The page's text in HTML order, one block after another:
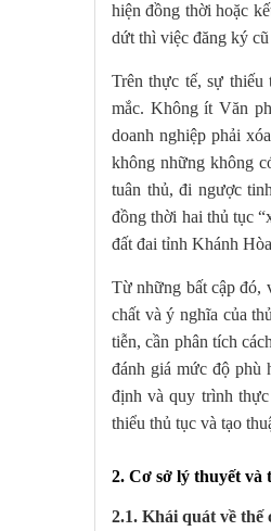
hiện đồng thời hoặc
dứt thì việc đăng ký
Trên thực tế, sự thiếu
mắc. Không ít Văn
doanh nghiệp phải
không những không
tuân thủ, đi ngược
đồng thời hai thủ tục
đất đai tỉnh Khánh
Từ những bất cập đó,
chất và ý nghĩa của
tiễn, cần phân tích
đánh giá mức độ phù
định và quy trình
thiểu thủ tục và tạo
2. Cơ sở lý thuyết và
2.1. Khái quát về thế